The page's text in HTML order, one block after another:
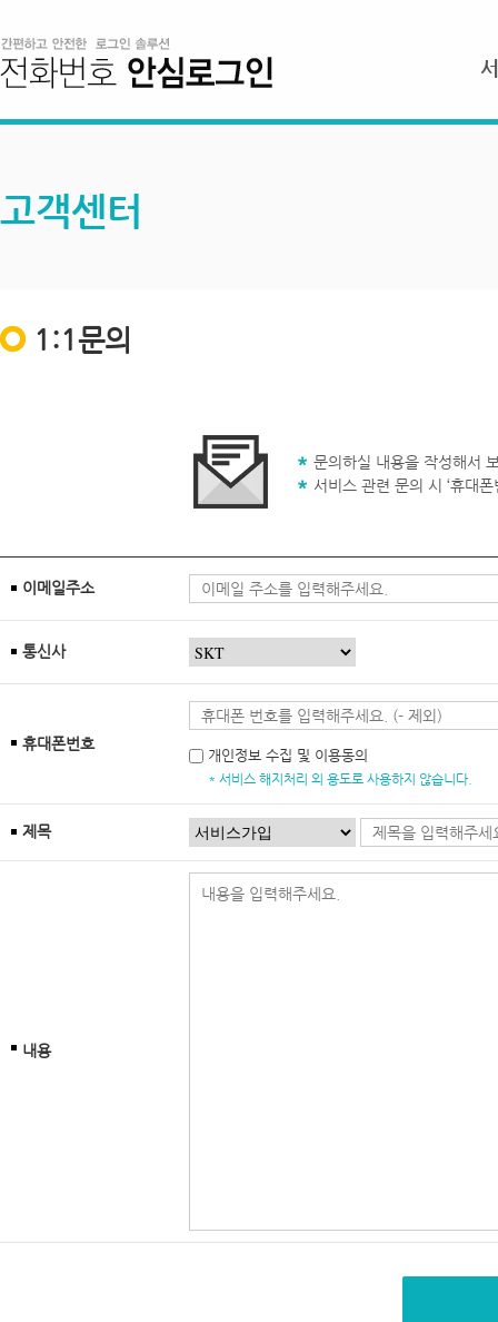
고객센터
1:1문의
문의하실 내용을 작성해서
서비스 관련 문의 시 ‘휴대
이메일주소
통신사
휴대폰번호
개인정보 수집 및 이용동의
* 서비스 해지처리 외 용도로 사용하지 않습니다.
제목
내용